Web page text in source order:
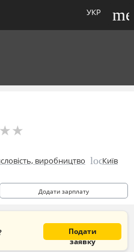
УКР
★
★★
★
виробництво Київ
Додати зарплату
Подати
заявку